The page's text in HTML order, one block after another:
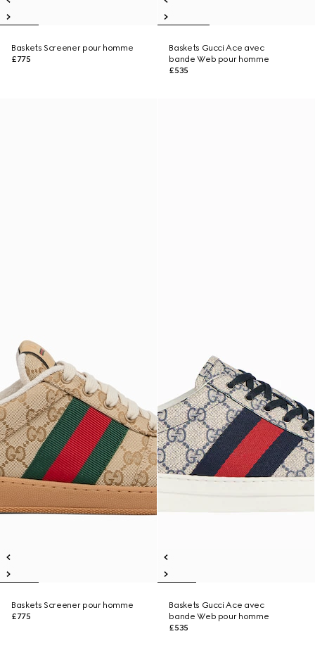
Baskets Screener pour homme
£775
Baskets Gucci Ace avec
bande Web pour homme
£535
Baskets Screener pour homme
£775
Baskets Gucci Ace avec
bande Web pour homme
£535